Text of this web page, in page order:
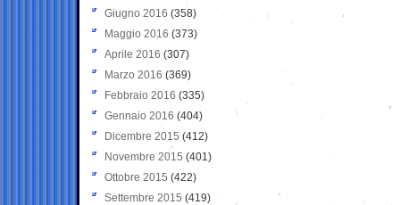
Giugno 2016 (358)
Maggio 2016 (373)
Aprile 2016 (307)
Marzo 2016 (369)
Febbraio 2016 (335)
Gennaio 2016 (404)
Dicembre 2015 (412)
Novembre 2015 (401)
Ottobre 2015 (422)
Settembre 2015 (419)